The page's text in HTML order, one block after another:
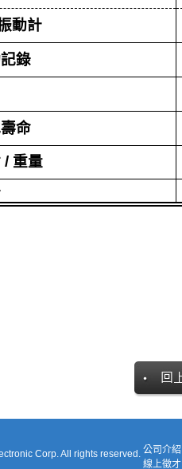
動計
錄
命
/ 重量
Corp. All rights reserved. 公司介紹
線上徵才